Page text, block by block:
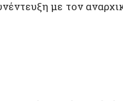
να το κάνουν στο